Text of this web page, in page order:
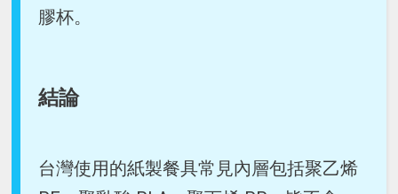
膠杯。
結論
台灣使用的紙製餐具常見內層包括聚乙烯